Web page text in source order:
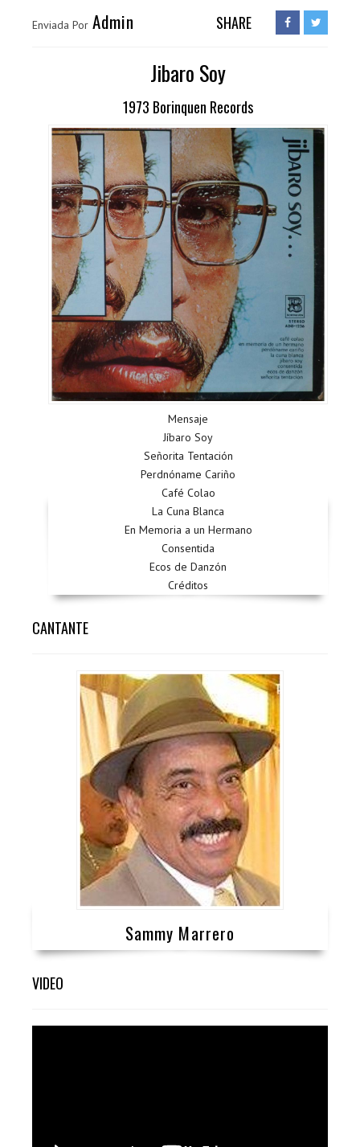
Enviada Por Admin SHARE
Jibaro Soy
1973 Borinquen Records
Mensaje
Jíbaro Soy
Señorita Tentación
Perdnóname Cariño
Café Colao
La Cuna Blanca
En Memoria a un Hermano
Consentida
Ecos de Danzón
Créditos
CANTANTE
Sammy Marrero
VIDEO